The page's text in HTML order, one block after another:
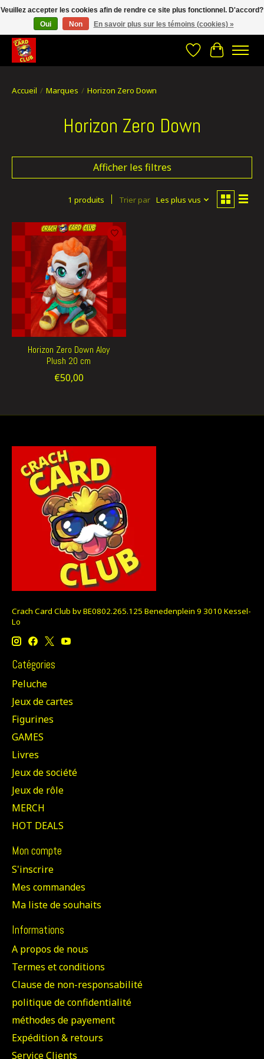
CRACH CARD CLUB , The best place to Geek out!
Liste dePanier
Accueil / Marques / Horizon Zero Down
Horizon Zero Down
Afficher les filtres
1 produits Trier par Les plus vus
Horizon Zero Down Aloy
Plush 20 cm
€50,00
Crach Card Club bv BE0802.265.125 Benedenplein 9 3010 Kessel-
Lo
Catégories
Peluche
Jeux de cartes
Figurines
GAMES
Livres
Jeux de société
Jeux de rôle
MERCH
HOT DEALS
Mon compte
S'inscrire
Mes commandes
Ma liste de souhaits
Informations
A propos de nous
Termes et conditions
Clause de non-responsabilité
politique de confidentialité
méthodes de payement
Expédition & retours
Service Clients
Veuillez accepter les cookies afin de rendre ce site plus fonctionnel. D'accord?
Oui
Non En savoir plus sur les témoins (cookies) »